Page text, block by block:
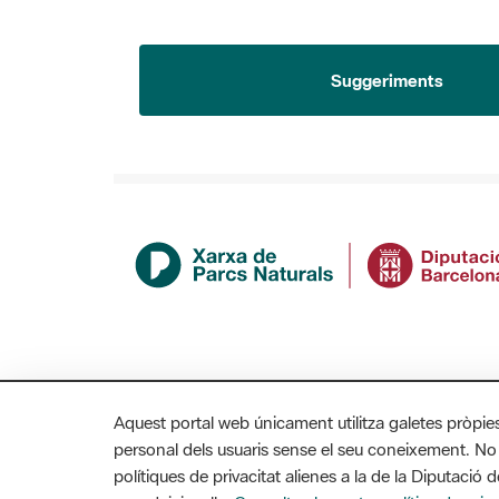
Suggeriments
Aquest portal web únicament utilitza galetes
personal dels usuaris sense el seu coneixement.
polítiques de privacitat alienes a la de la Diputació